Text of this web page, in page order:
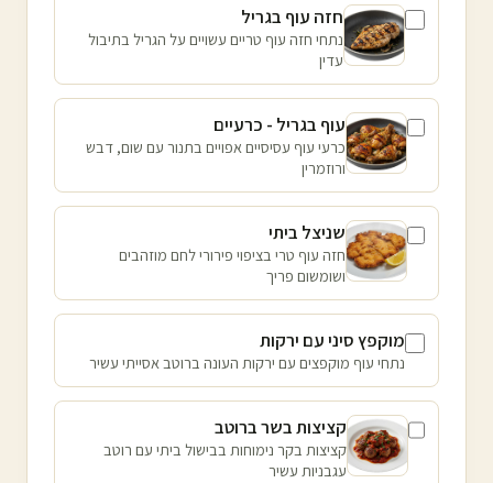
חזה עוף בגריל
נתחי חזה עוף טריים עשויים על הגריל בתיבול
עדין
עוף בגריל - כרעיים
כרעי עוף עסיסיים אפויים בתנור עם שום, דבש
ורוזמרין
שניצל ביתי
חזה עוף טרי בציפוי פירורי לחם מוזהבים
ושומשום פריך
מוקפץ סיני עם ירקות
נתחי עוף מוקפצים עם ירקות העונה ברוטב אסייתי עשיר
קציצות בשר ברוטב
קציצות בקר נימוחות בבישול ביתי עם רוטב
עגבניות עשיר